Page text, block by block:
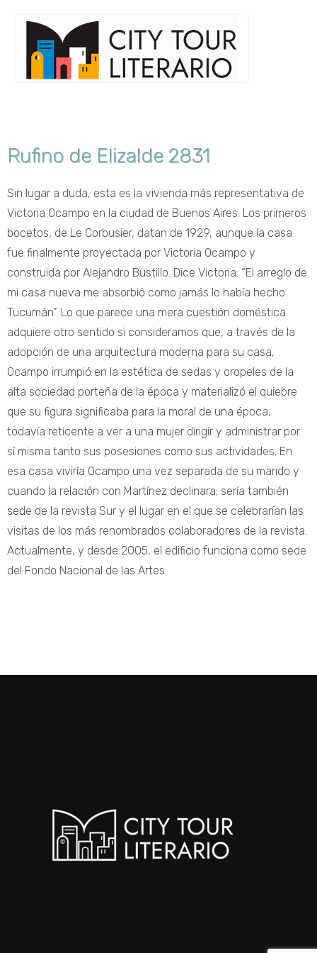
Rufino de Elizalde 2831
Sin lugar a duda, esta es la vivienda más representativa de
Victoria Ocampo en la ciudad de Buenos Aires. Los primeros
bocetos, de Le Corbusier, datan de 1929, aunque la casa
fue finalmente proyectada por Victoria Ocampo y
construida por Alejandro Bustillo. Dice Victoria: “El arreglo de
mi casa nueva me absorbió como jamás lo había hecho
Tucumán”. Lo que parece una mera cuestión doméstica
adquiere otro sentido si consideramos que, a través de la
adopción de una arquitectura moderna para su casa,
Ocampo irrumpió en la estética de sedas y oropeles de la
alta sociedad porteña de la época y materializó el quiebre
que su figura significaba para la moral de una época,
todavía reticente a ver a una mujer dirigir y administrar por
sí misma tanto sus posesiones como sus actividades. En
esa casa viviría Ocampo una vez separada de su marido y
cuando la relación con Martínez declinara; sería también
sede de la revista Sur y el lugar en el que se celebrarían las
visitas de los más renombrados colaboradores de la revista.
Actualmente, y desde 2005, el edificio funciona como sede
del Fondo Nacional de las Artes.